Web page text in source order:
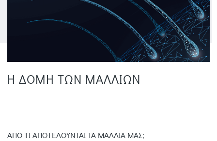
Η ΔΟΜΗ ΤΩΝ ΜΑΛΛΙΩΝ
ΑΠΟ ΤΙ ΑΠΟΤΕΛΟΥΝΤΑΙ ΤΑ ΜΑΛΛΙΑ ΜΑΣ;